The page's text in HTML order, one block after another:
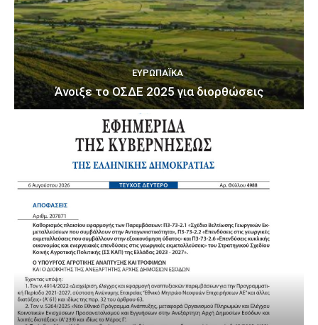
ΕΥΡΩΠΑΪΚΆ
Άνοιξε το ΟΣΔΕ 2025 για διορθώσεις